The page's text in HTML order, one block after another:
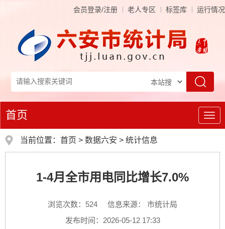
会员登录/注册 老人专区 标签库 运行情况
导
航
首页
当前位置： 首页 > 数据六安 > 统计信息
1-4月全市用电同比增长7.0%
浏览次数： 524
信息来源： 市统计局
发布时间：2026-05-12 17:33